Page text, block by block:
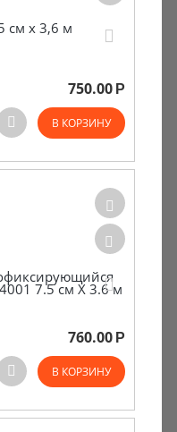
см х 3,6 м
750.00 Р
В КОРЗИНУ
7.5 см Х 3.6 м
760.00 Р
В КОРЗИНУ